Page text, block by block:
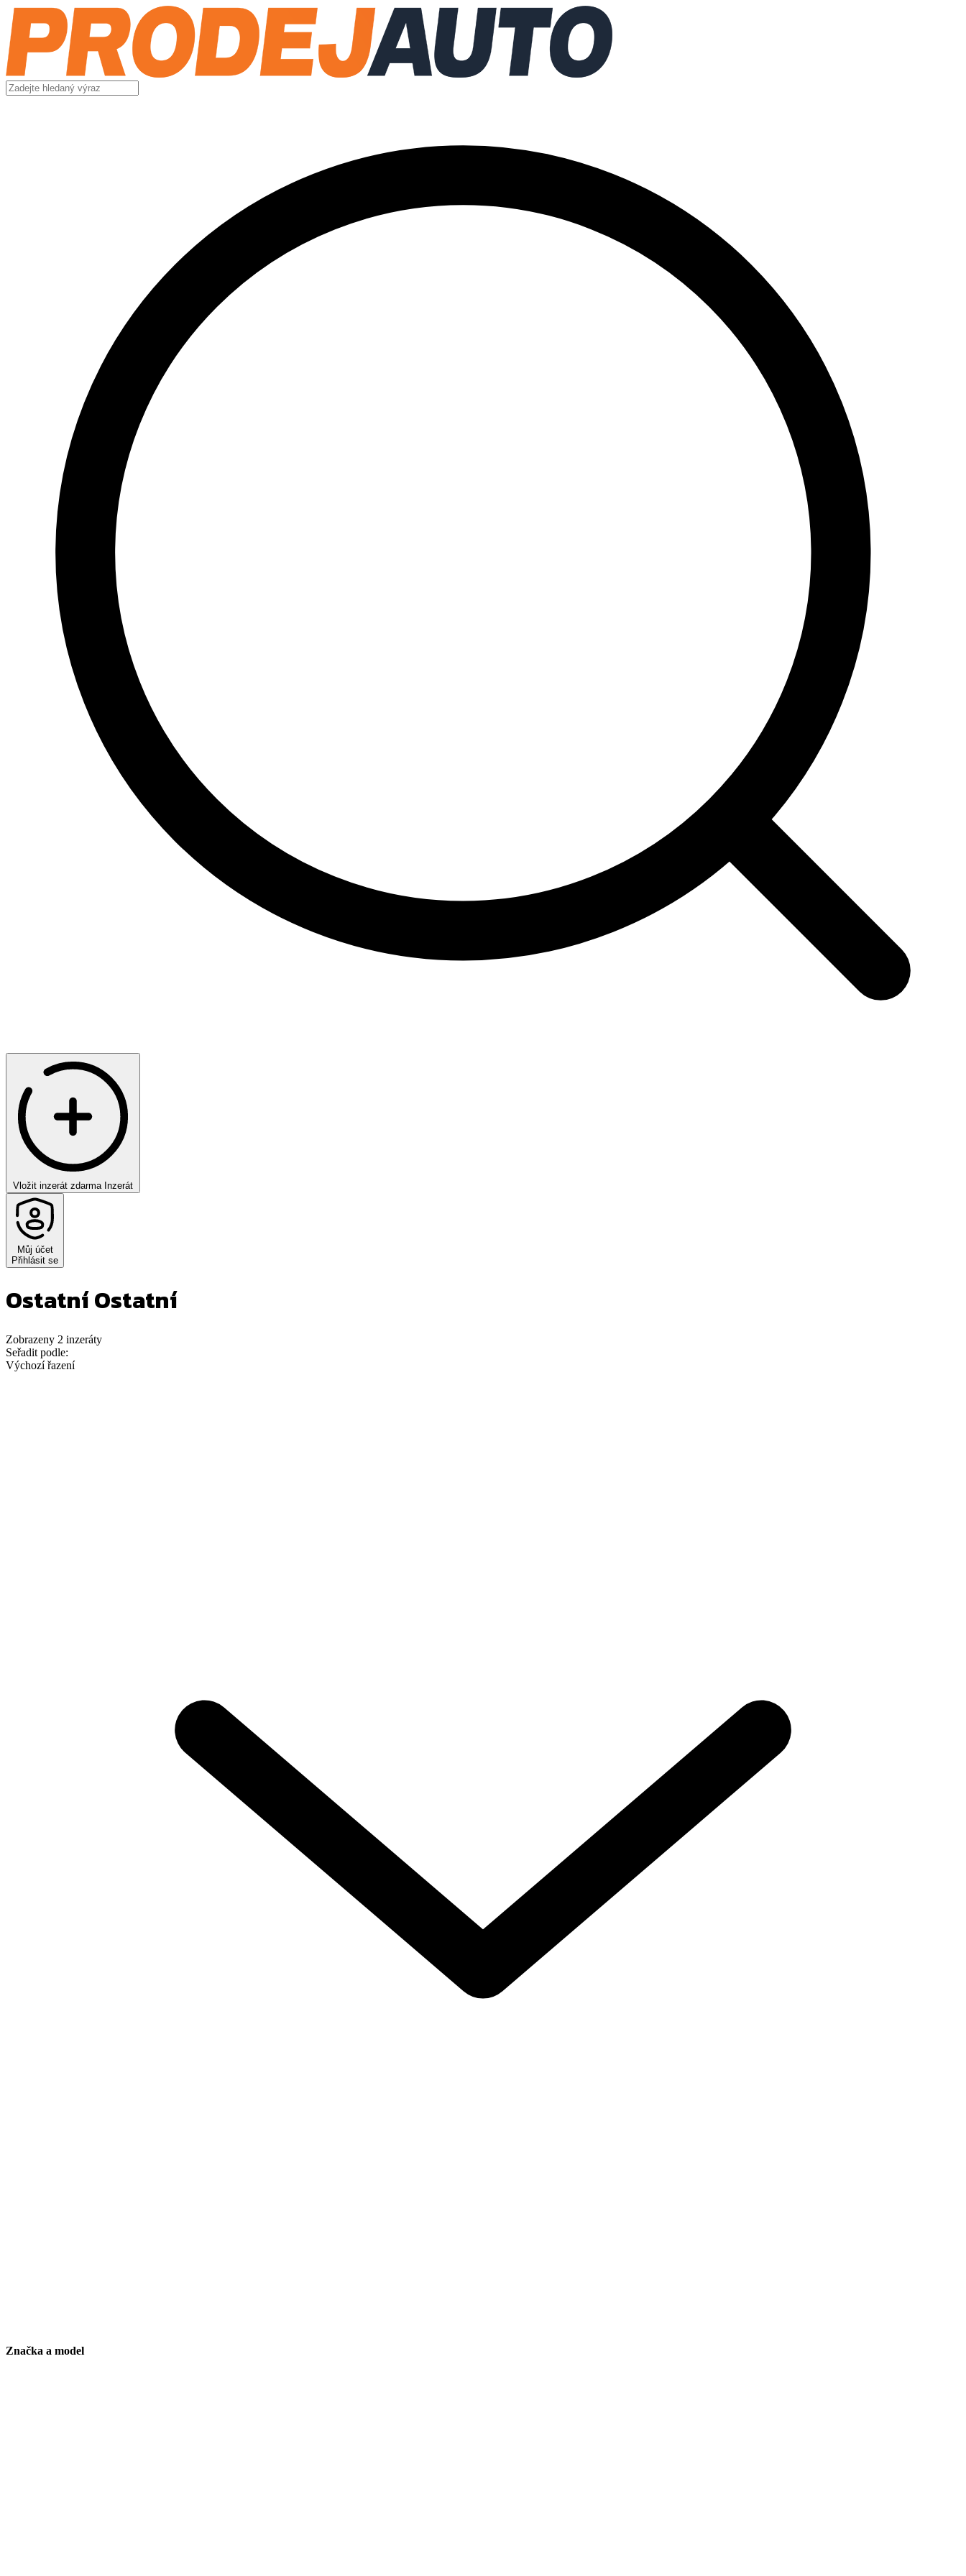
Vložit inzerát zdarma Inzerát
Můj účet
Přihlásit se
Ostatní Ostatní
Zobrazeny 2 inzeráty
Seřadit podle:
Výchozí řazení
Značka a model